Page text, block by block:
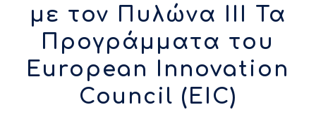
με τον Πυλώνα ΙΙΙ Τα
Προγράμματα του
European Innovation
Council (EIC)